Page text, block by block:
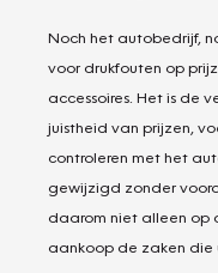
Noch het autobedrijf,
voor drukfouten op
accessoires. Het is de
juistheid van prijzen,
controleren met het
gewijzigd zonder
daarom niet alleen op
aankoop de zaken die